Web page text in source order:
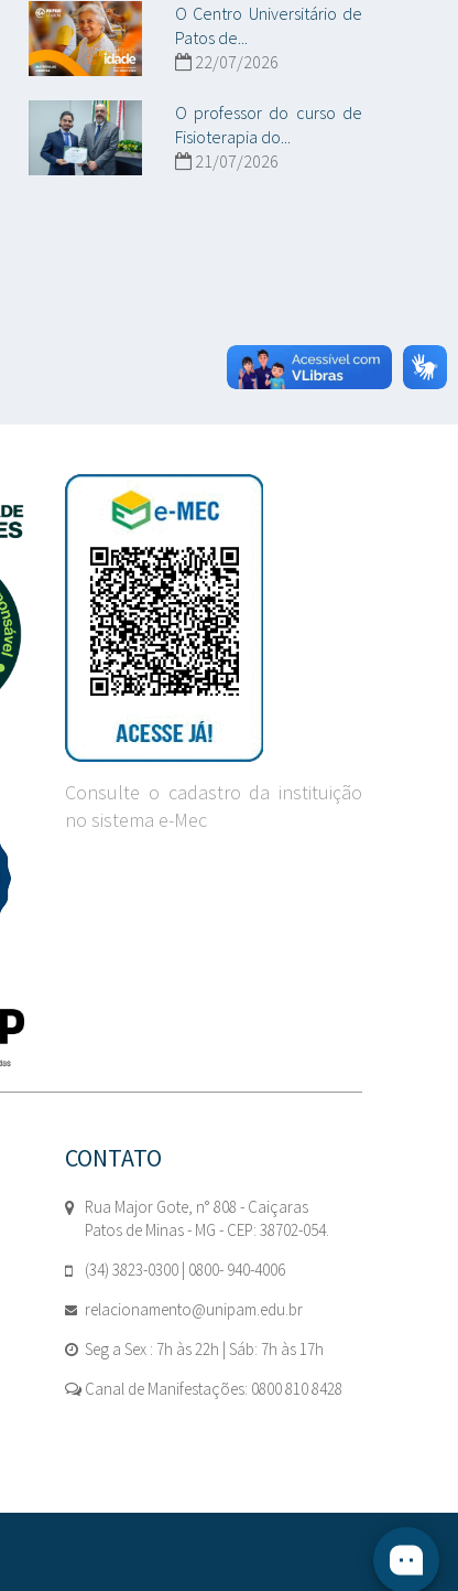
O Centro Universitário de
Patos de...
22/07/2026
O professor do curso de
Fisioterapia do...
21/07/2026
Consulte o cadastro da instituição
no sistema e-Mec
CONTATO
Rua Major Gote, n° 808 - Caiçaras
Patos de Minas - MG - CEP: 38702-054.
(34) 3823-0300 | 0800- 940-4006
relacionamento@unipam.edu.br
Seg a Sex : 7h às 22h | Sáb: 7h às 17h
Canal de Manifestações: 0800 810 8428